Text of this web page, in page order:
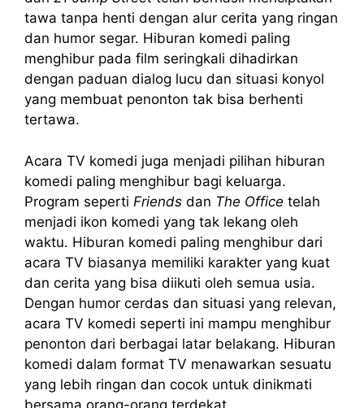
tawa tanpa henti dengan alur cerita yang ringan
dan humor segar. Hiburan komedi paling
menghibur pada film seringkali dihadirkan
dengan paduan dialog lucu dan situasi konyol
yang membuat penonton tak bisa berhenti
tertawa.
Acara TV komedi juga menjadi pilihan hiburan
komedi paling menghibur bagi keluarga.
Program seperti Friends dan The Office telah
menjadi ikon komedi yang tak lekang oleh
waktu. Hiburan komedi paling menghibur dari
acara TV biasanya memiliki karakter yang kuat
dan cerita yang bisa diikuti oleh semua usia.
Dengan humor cerdas dan situasi yang relevan,
acara TV komedi seperti ini mampu menghibur
penonton dari berbagai latar belakang. Hiburan
komedi dalam format TV menawarkan sesuatu
yang lebih ringan dan cocok untuk dinikmati
bersama orang-orang terdekat.